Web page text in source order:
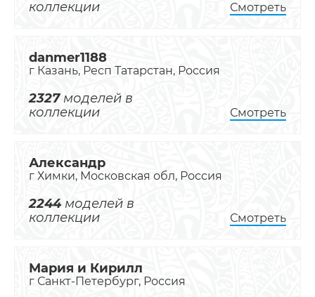
коллекции
Смотреть
danmer1188
г Казань, Респ Татарстан, Россия
2327моделей в
коллекции
Смотреть
Александр
г Химки, Московская обл, Россия
2244моделей в
коллекции
Смотреть
Мария и Кирилл
г Санкт-Петербург, Россия